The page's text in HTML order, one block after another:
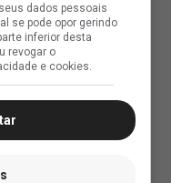
dados pessoais
se pode opor gerindo
inferior desta
revogar o
e cookies.